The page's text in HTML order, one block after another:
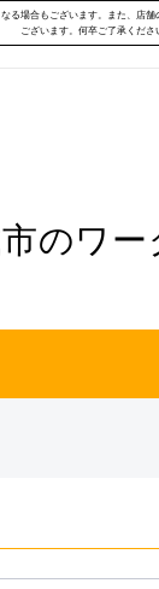
る場合もございます。また、店
ございます。何卒ご了承くださ
のワ